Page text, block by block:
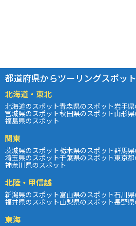
都道府県からツーリングスポッ
北海道・東北
北海道のスポット青森県のスポット岩手
宮城県のスポット秋田県のスポット山形
福島県のスポット
関東
茨城県のスポット栃木県のスポット群馬
埼玉県のスポット千葉県のスポット東京
神奈川県のスポット
北陸・甲信越
新潟県のスポット富山県のスポット石川
福井県のスポット山梨県のスポット長野
東海